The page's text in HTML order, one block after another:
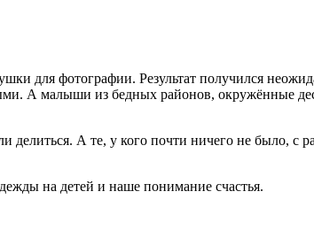
для фотографии. Результат получился
А малыши из бедных районов, окружённые
делиться. А те, у кого почти ничего не было, с
на детей и наше понимание счастья.